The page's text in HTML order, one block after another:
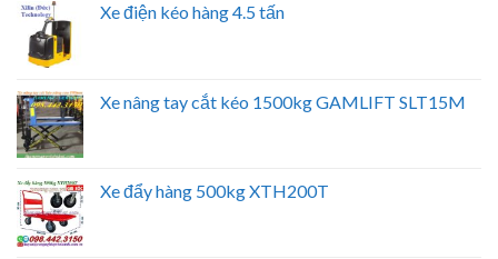
Xe điện kéo hàng 4.5 tấn
Xe nâng tay cắt kéo 1500kg GAMLIFT SLT15M
Xe đẩy hàng 500kg XTH200T